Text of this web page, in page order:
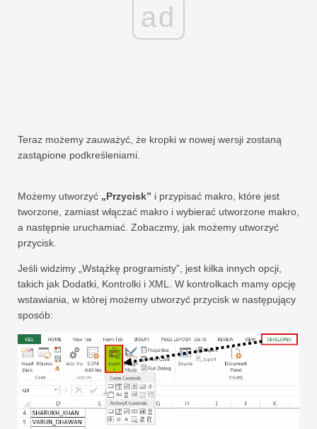
ad
Teraz możemy zauważyć, że kropki w nowej wersji zostaną
zastąpione podkreśleniami.
Możemy utworzyć „Przycisk” i przypisać makro, które jest
tworzone, zamiast włączać makro i wybierać utworzone makro,
a następnie uruchamiać. Zobaczmy, jak możemy utworzyć
przycisk.
Jeśli widzimy „Wstążkę programisty”, jest kilka innych opcji,
takich jak Dodatki, Kontrolki i XML. W kontrolkach mamy opcję
wstawiania, w której możemy utworzyć przycisk w następujący
sposób: